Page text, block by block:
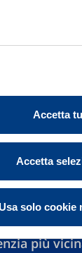
Accetta
Accetta
Usa solo cookie
di
più